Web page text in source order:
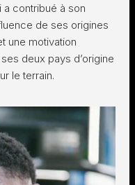
contribué à son
de ses origines
une motivation
deux pays d’origine
le terrain.